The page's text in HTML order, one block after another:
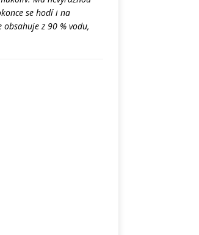
se hodí i na
z 90 % vodu,